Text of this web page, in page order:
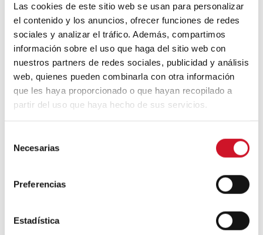
Las cookies de este sitio web se usan para personalizar
el contenido y los anuncios, ofrecer funciones de redes
sociales y analizar el tráfico. Además, compartimos
información sobre el uso que haga del sitio web con
nuestros partners de redes sociales, publicidad y análisis
web, quienes pueden combinarla con otra información
que les haya proporcionado o que hayan recopilado a
partir del uso que haya hecho de sus servicios.
Necesarias
Preferencias
Estadística
construido en madera tienen parte del
camino hecho. Si bien, como todos, tienen
que adaptarse a lasnovedades técnicas,
invertir en
industrialización
y formar
también a personal para un oficio muy
alejado de lo que era el trabajo tradicional
con este material, no está entre sus retos
convencer a la población de que lo de los
tres cerditos era solo un cuento. En zonas
existe ese obstáculo extra.